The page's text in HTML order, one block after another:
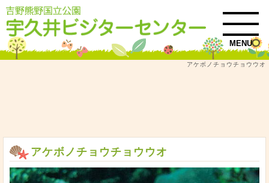
MENU
アケボノチョウチョウウオ
アケボノチョウチョウウオ